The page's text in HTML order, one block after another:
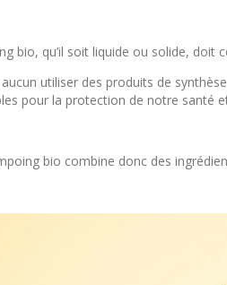
bio, qu’il soit liquide ou solide, doit
utiliser des produits de
pour la protection de notre santé
bio combine donc des